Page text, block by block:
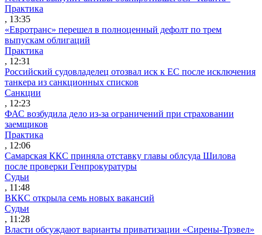
Практика
, 13:35
«Евротранс» перешел в полноценный дефолт по трем
выпускам облигаций
Практика
, 12:31
Российский судовладелец отозвал иск к ЕС после исключения
танкера из санкционных списков
Санкции
, 12:23
ФАС возбудила дело из-за ограничений при страховании
заемщиков
Практика
, 12:06
Самарская ККС приняла отставку главы облсуда Шилова
после проверки Генпрокуратуры
Судьи
, 11:48
ВККС открыла семь новых вакансий
Судьи
, 11:28
Власти обсуждают варианты приватизации «Сирены-Трэвел»